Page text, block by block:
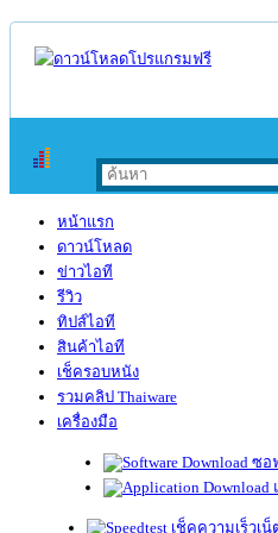
หน้าแรก
ดาวน์โหลด
ข่าวไอที
รีวิว
ทิปส์ไอที
สินค้าไอที
เช็ครอบหนัง
รวมคลิป Thaiware
เครื่องมือ
ซอ
เช็คความเร็วเน็